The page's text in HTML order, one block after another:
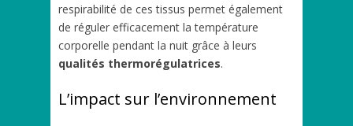
respirabilité de ces tissus permet également
de réguler efficacement la température
corporelle pendant la nuit grâce à leurs
qualités thermorégulatrices.
L’impact sur l’environnement